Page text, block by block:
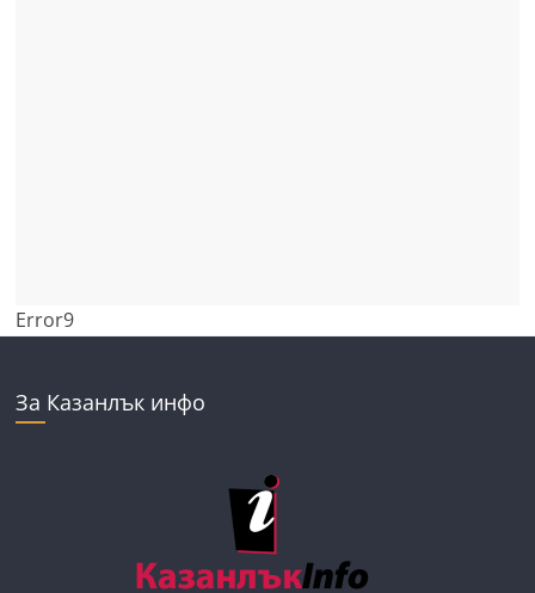
Error9
За Казанлък инфо